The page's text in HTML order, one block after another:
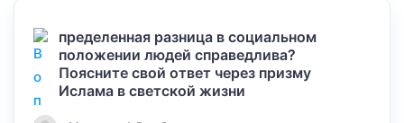
пределенная разница в социальном
положении людей справедлива?
Поясните свой ответ через призму
Ислама в светской жизни